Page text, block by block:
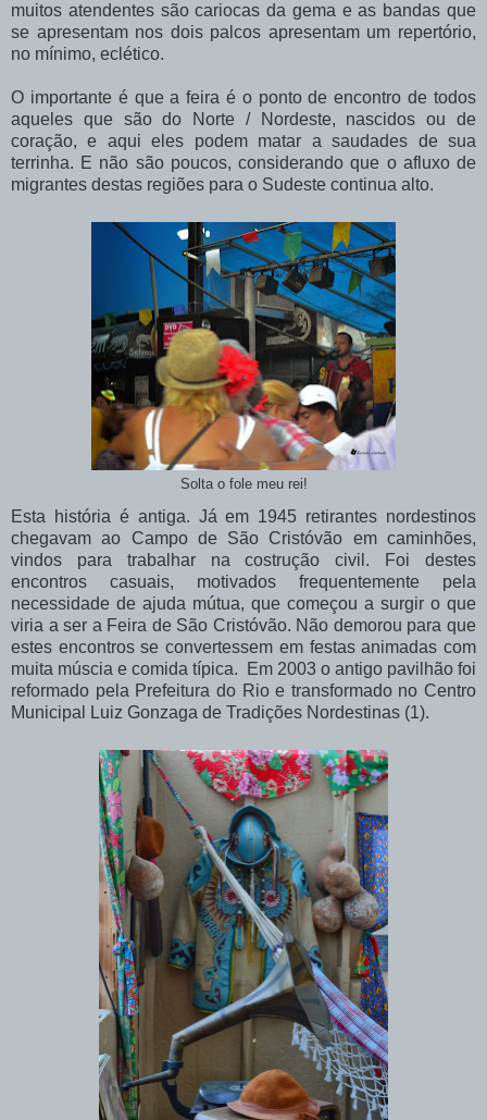
muitos atendentes são cariocas da gema e as bandas que
se apresentam nos dois palcos apresentam um repertório,
no mínimo, eclético.
O importante é que a feira é o ponto de encontro de todos
aqueles que são do Norte / Nordeste, nascidos ou de
coração, e aqui eles podem matar a saudades de sua
terrinha. E não são poucos, considerando que o afluxo de
migrantes destas regiões para o Sudeste continua alto.
Solta o fole meu rei!
Esta história é antiga. Já em 1945 retirantes nordestinos
chegavam ao Campo de São Cristóvão em caminhões,
vindos para trabalhar na costrução civil. Foi destes
encontros casuais, motivados frequentemente pela
necessidade de ajuda mútua, que começou a surgir o que
viria a ser a Feira de São Cristóvão. Não demorou para que
estes encontros se convertessem em festas animadas com
muita múscia e comida típica. Em 2003 o antigo pavilhão foi
reformado pela Prefeitura do Rio e transformado no Centro
Municipal Luiz Gonzaga de Tradições Nordestinas (1).